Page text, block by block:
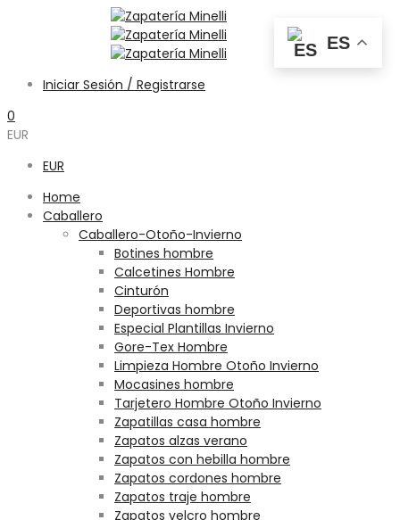
Iniciar Sesión / Registrarse
0
EUR
EUR
Home
Caballero
Caballero-Otoño-Invierno
Botines hombre
Calcetines Hombre
Cinturón
Deportivas hombre
Especial Plantillas Invierno
Gore-Tex Hombre
Limpieza Hombre Otoño Invierno
Mocasines hombre
Tarjetero Hombre Otoño Invierno
Zapatillas casa hombre
Zapatos alzas verano
Zapatos con hebilla hombre
Zapatos cordones hombre
Zapatos traje hombre
Zapatos velcro hombre
ES